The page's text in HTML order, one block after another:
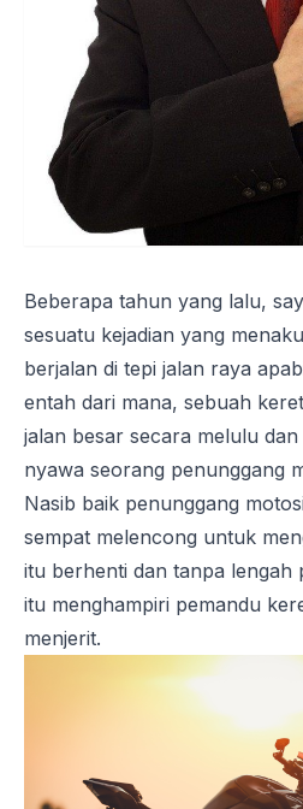
Beberapa tahun yang lalu,
sesuatu kejadian yang
berjalan di tepi jalan raya
entah dari mana, sebuah
jalan besar secara melulu
nyawa seorang penunggang
Nasib baik penunggang
sempat melencong untuk
itu berhenti dan tanpa lengah
itu menghampiri pemandu
menjerit.